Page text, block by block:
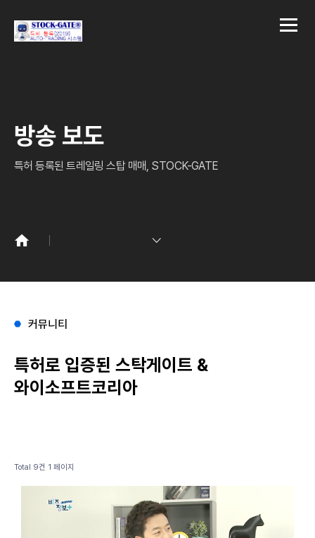
방송 보도
특허 등록된 트레일링 스탑 매매, STOCK-GATE
커뮤니티
특허로 입증된 스탁게이트 &
와이소프트코리아
Total 9건 1 페이지